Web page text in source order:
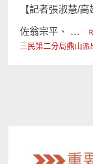
【記者張淑慧/
佐翁宗平、 …
三民第二分局鼎山派